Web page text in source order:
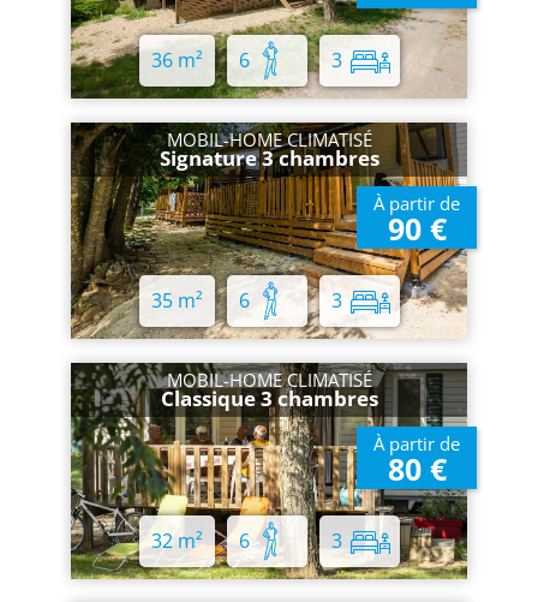
36 m² 6 3
MOBIL-HOME CLIMATISÉ
Classique 3 chambres
À partir de
80 €
32 m² 6 3
MOBIL-HOME CLIMATISÉ
Signature 3 chambres
À partir de
90 €
35 m² 6 3